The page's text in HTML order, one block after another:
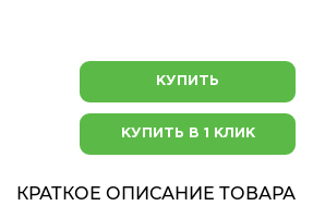
КУПИТЬ
КУПИТЬ В 1 КЛИК
КРАТКОЕ ОПИСАНИЕ ТОВАРА